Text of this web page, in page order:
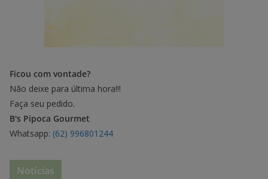
Ficou com vontade?
Não deixe para última hora!!!
Faça seu pedido.
B's Pipoca Gourmet
Whatsapp: (62) 996801244
Notícias